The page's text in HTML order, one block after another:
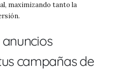
maximizando tanto la
campañas de